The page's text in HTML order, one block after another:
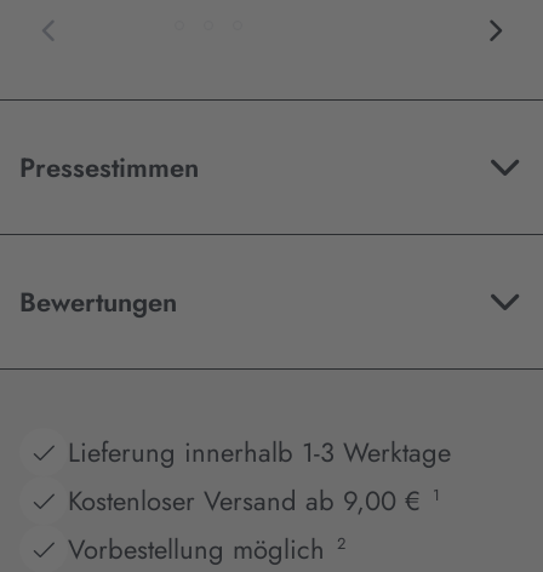
Pressestimmen
Bewertungen
Lieferung innerhalb 1-3 Werktage
Kostenloser Versand ab 9,00 €
1
Vorbestellung möglich 2